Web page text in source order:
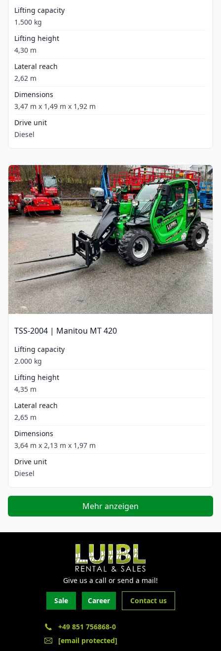
Lifting capacity
1.500 kg
Lifting height
4,30 m
Lateral reach
2,62 m
Dimensions
3,47 m x 1,49 m x 1,92 m
Drive unit
Diesel
TSS-2004 | Manitou MT 420
Lifting capacity
2.000 kg
Lifting height
4,35 m
Lateral reach
2,65 m
Dimensions
3,64 m x 2,13 m x 1,97 m
Drive unit
Diesel
Mehr anzeigen
Give us a call or send a mail!
Sale Career Contact us
+49 851 756868-0
[email protected]